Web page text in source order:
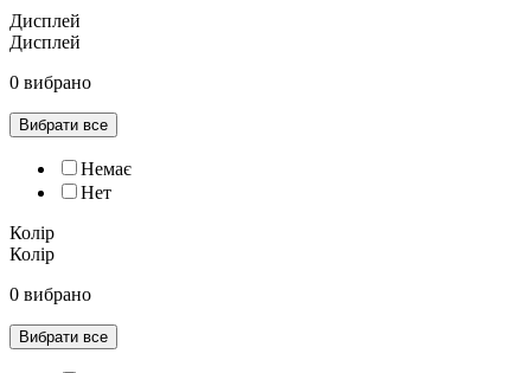
Дисплей
Дисплей
0 вибрано
Вибрати все
Немає
Нет
Колір
Колір
0 вибрано
Вибрати все